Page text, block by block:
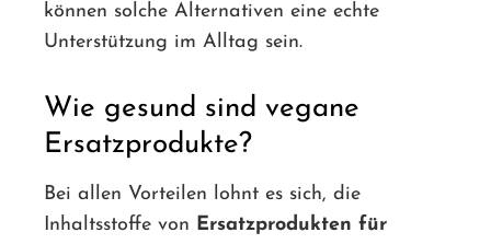
können solche Alternativen eine echte
Unterstützung im Alltag sein.
Wie gesund sind vegane
Ersatzprodukte?
Bei allen Vorteilen lohnt es sich, die
Inhaltsstoffe von Ersatzprodukten für